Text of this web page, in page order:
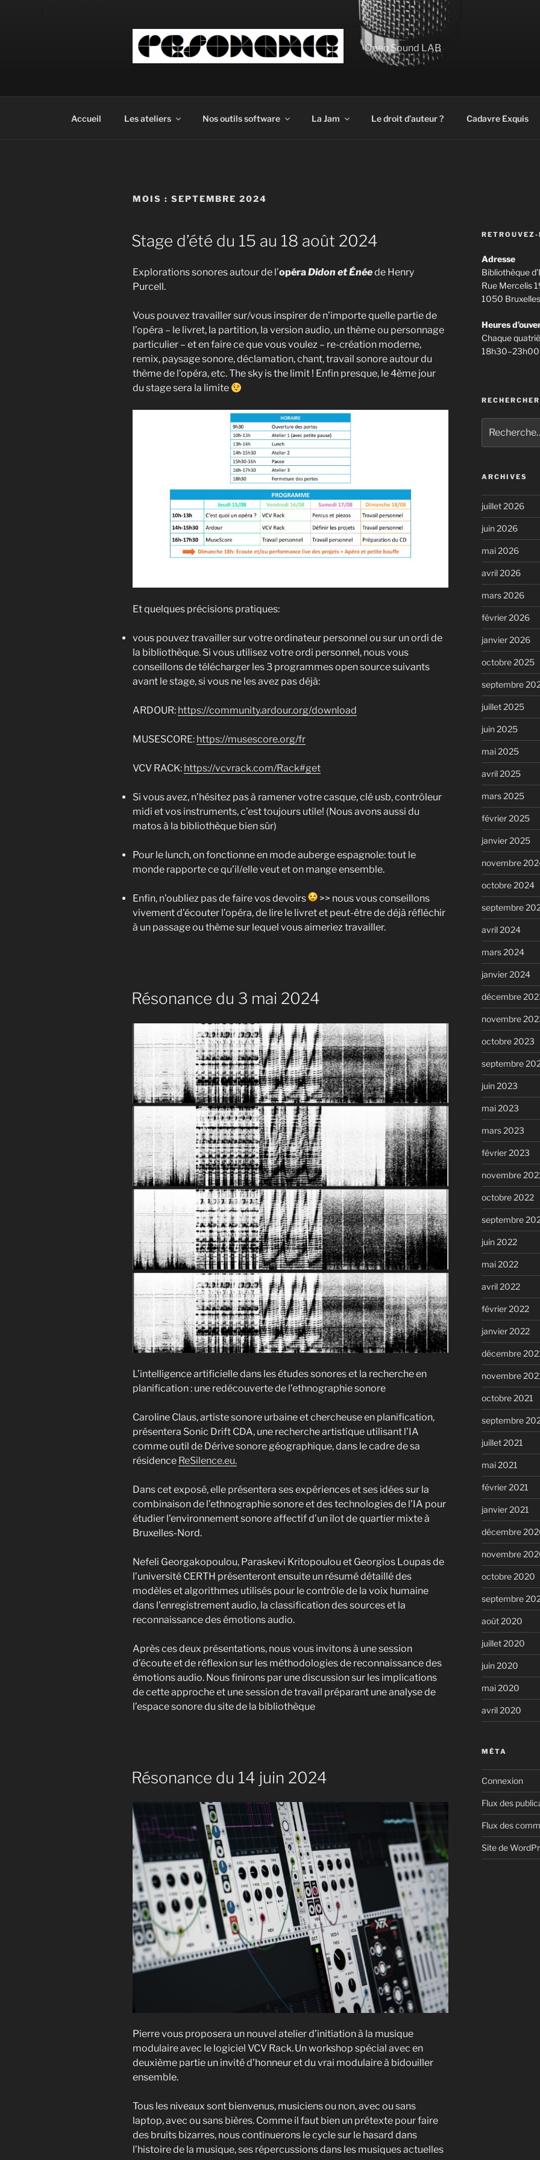
Open Sound LAB
Accueil Les ateliers Nos outils software La Jam Le droit d’auteur ? Cadavre Exquis
MOIS : SEPTEMBRE 2024
Stage d’été du 15 au 18 août 2024
Explorations sonores autour de l’opéraDidon et Énéede Henry
Purcell.
Vous pouvez travailler sur/vous inspirer de n’importe quelle partie de
l’opéra – le livret, la partition, la version audio, un thème ou personnage
particulier – et en faire ce que vous voulez – re-création moderne,
remix, paysage sonore, déclamation, chant, travail sonore autour du
thème de l’opéra, etc. The sky is the limit ! Enfin presque, le 4ème jour
du stage sera la limite
Et quelques précisions pratiques:
vous pouvez travailler sur votre ordinateur personnel ou sur un ordi de
la bibliothèque. Si vous utilisez votre ordi personnel, nous vous
conseillons de télécharger les 3 programmes open source suivants
avant le stage, si vous ne les avez pas déjà:
ARDOUR: https://community.ardour.org/download
MUSESCORE: https://musescore.org/fr
VCV RACK: https://vcvrack.com/Rack#get
Si vous avez, n’hésitez pas à ramener votre casque, clé usb, contrôleur
midi et vos instruments, c’est toujours utile! (Nous avons aussi du
matos à la bibliothèque bien sûr)
Pour le lunch, on fonctionne en mode auberge espagnole: tout le
monde rapporte ce qu’il/elle veut et on mange ensemble.
Enfin, n’oubliez pas de faire vos devoirs
>> nous vous conseillons
vivement d’écouter l’opéra, de lire le livret et peut-être de déjà réfléchir
à un passage ou thème sur lequel vous aimeriez travailler.
Résonance du 3 mai 2024
L’intelligence artificielle dans les études sonores et la recherche en
planification : une redécouverte de l’ethnographie sonore
Caroline Claus, artiste sonore urbaine et chercheuse en planification,
présentera Sonic Drift CDA, une recherche artistique utilisant l’IA
comme outil de Dérive sonore géographique, dans le cadre de sa
résidence ReSilence.eu.
Dans cet exposé, elle présentera ses expériences et ses idées sur la
combinaison de l’ethnographie sonore et des technologies de l’IA pour
étudier l’environnement sonore affectif d’un îlot de quartier mixte à
Bruxelles-Nord.
Nefeli Georgakopoulou, Paraskevi Kritopoulou et Georgios Loupas de
l’université CERTH présenteront ensuite un résumé détaillé des
modèles et algorithmes utilisés pour le contrôle de la voix humaine
dans l’enregistrement audio, la classification des sources et la
reconnaissance des émotions audio.
Après ces deux présentations, nous vous invitons à une session
d’écoute et de réflexion sur les méthodologies de reconnaissance des
émotions audio. Nous finirons par une discussion sur les implications
de cette approche et une session de travail préparant une analyse de
l’espace sonore du site de la bibliothèque
Résonance du 14 juin 2024
Pierre vous proposera un nouvel atelier d’initiation à la musique
modulaire avec le logiciel VCV Rack. Un workshop spécial avec en
deuxième partie un invité d’honneur et du vrai modulaire à bidouiller
ensemble.
Tous les niveaux sont bienvenus, musiciens ou non, avec ou sans
laptop, avec ou sans bières. Comme il faut bien un prétexte pour faire
des bruits bizarres, nous continuerons le cycle sur le hasard dans
l’histoire de la musique, ses répercussions dans les musiques actuelles
RETROUVEZ-
Adresse
Bibliothèque
Rue Mercelis
1050 Bruxelles
Heures
Chaque
18h30–23h00
RECHERCHER
pour
:
ARCHIVES
juillet 2026
juin 2026
mai 2026
avril 2026
mars 2026
février 2026
janvier 2026
octobre 2025
septembre
juillet 2025
juin 2025
mai 2025
avril 2025
mars 2025
février 2025
janvier 2025
novembre
octobre 2024
septembre
avril 2024
mars 2024
janvier 2024
décembre
novembre
octobre 2023
septembre
juin 2023
mai 2023
mars 2023
février 2023
novembre
octobre 2022
septembre
juin 2022
mai 2022
avril 2022
février 2022
janvier 2022
décembre
novembre
octobre 2021
septembre
juillet 2021
mai 2021
février 2021
janvier 2021
décembre
novembre
octobre 2020
septembre
août 2020
juillet 2020
juin 2020
mai 2020
avril 2020
MÉTA
Connexion
Flux des
Flux des
Site de